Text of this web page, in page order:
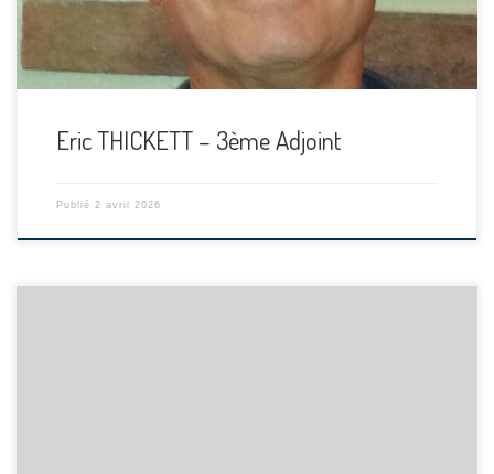
Eric THICKETT – 3ème Adjoint
Publié 2 avril 2026